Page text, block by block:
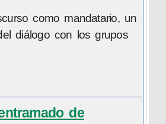
como mandatario, un
diálogo con los grupos
de